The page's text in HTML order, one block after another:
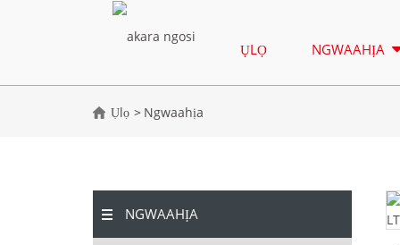
ỤLỌ NGWAAHỊA
Ụlọ Ngwaahịa
NGWAAHỊA